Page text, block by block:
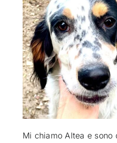
VIDEO
CHI SIAMO
RUBRICHE
SEMPRE CON ME
Mi chiamo Altea e sono